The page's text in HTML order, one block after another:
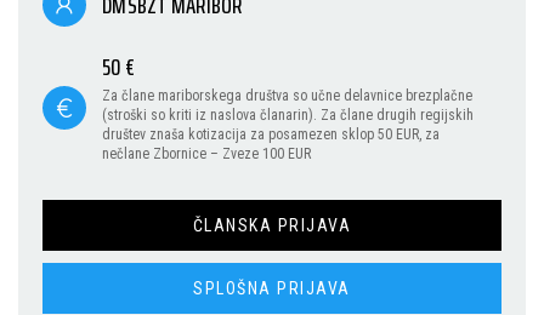
50 €
Za člane mariborskega društva so učne delavnice brezplačne
(stroški so kriti iz naslova članarin). Za člane drugih regijskih
društev znaša kotizacija za posamezen sklop 50 EUR, za
nečlane Zbornice – Zveze 100 EUR
ČLANSKA PRIJAVA
SPLOŠNA PRIJAVA